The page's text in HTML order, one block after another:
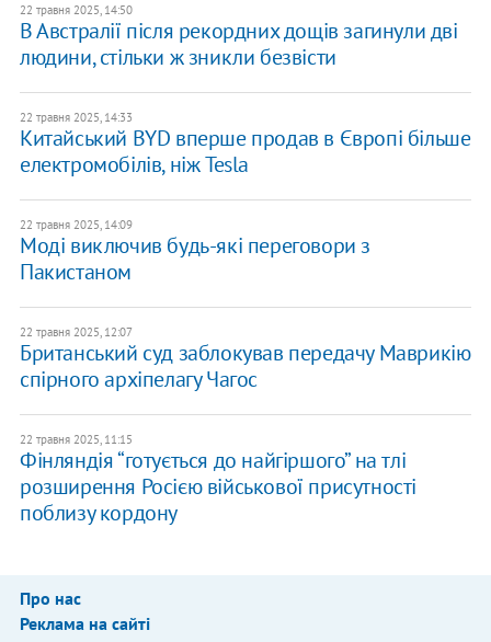
22 травня 2025, 14:50
В Австралії після рекордних дощів загинули дві
людини, стільки ж зникли безвісти
22 травня 2025, 14:33
Китайський BYD вперше продав в Європі більше
електромобілів, ніж Tesla
22 травня 2025, 14:09
Моді виключив будь-які переговори з
Пакистаном
22 травня 2025, 12:07
Британський суд заблокував передачу Маврикію
спірного архіпелагу Чагос
22 травня 2025, 11:15
Фінляндія “готується до найгіршого” на тлі
розширення Росією військової присутності
поблизу кордону
Про нас
Реклама на сайті